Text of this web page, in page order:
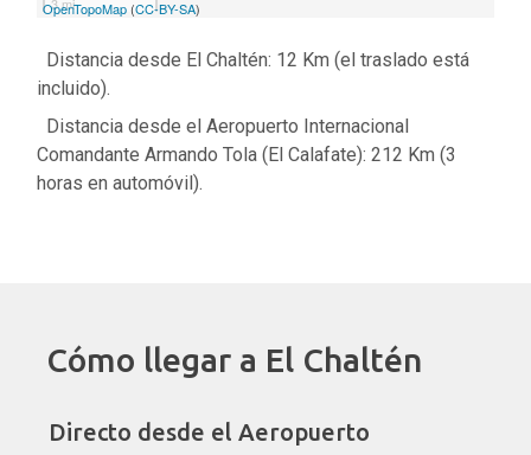
3 mi
OpenTopoMap (CC-BY-SA)
Distancia desde El Chaltén: 12 Km (el traslado está
incluido).
Distancia desde el Aeropuerto Internacional
Comandante Armando Tola (El Calafate): 212 Km (3
horas en automóvil).
Cómo llegar a El Chaltén
Directo desde el Aeropuerto